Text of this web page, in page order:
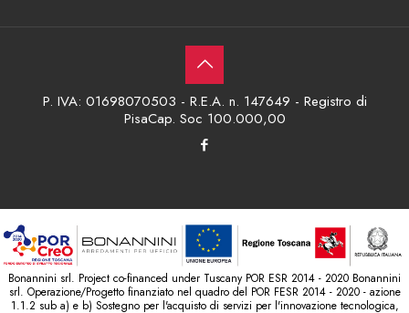
P. IVA: 01698070503 - R.E.A. n. 147649 - Registro di
PisaCap. Soc 100.000,00
Bonannini srl. Project co-financed under Tuscany POR ESR 2014 - 2020 Bonannini
srl. Operazione/Progetto finanziato nel quadro del POR FESR 2014 - 2020 - azione
1.1.2 sub a) e b) Sostegno per l'acquisto di servizi per l'innovazione tecnologica,